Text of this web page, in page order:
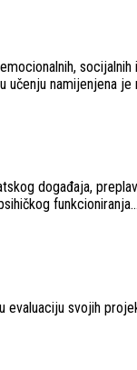
namijenjena
događaja,
funkcioniranja…
svojih